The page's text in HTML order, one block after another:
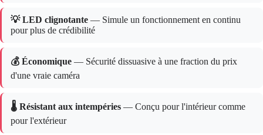
💡 LED clignotante — Simule un fonctionnement en continu
pour plus de crédibilité
💰 Économique — Sécurité dissuasive à une fraction du prix
d'une vraie caméra
🌡️ Résistant aux intempéries — Conçu pour l'intérieur comme
pour l'extérieur